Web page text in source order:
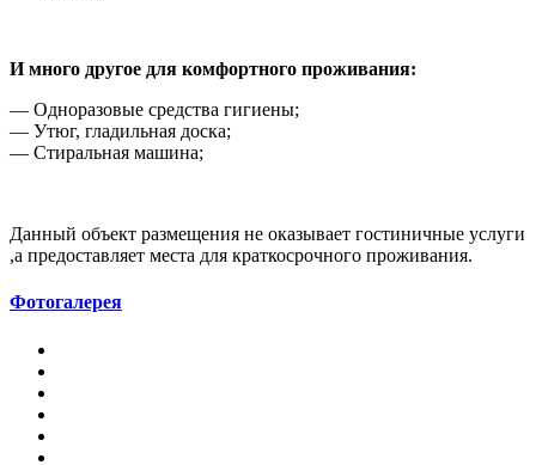
И много другое для комфортного проживания:
— Одноразовые средства гигиены;
— Утюг, гладильная доска;
— Стиральная машина;
Данный объект размещения не оказывает гостиничные услуги
,а предоставляет места для краткосрочного проживания.
Фотогалерея